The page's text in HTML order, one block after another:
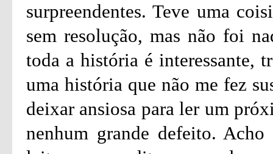
surpreendentes. Teve uma
sem resolução, mas não foi
toda a história é interessante,
uma história que não me fez
deixar ansiosa para ler um
nenhum grande defeito.